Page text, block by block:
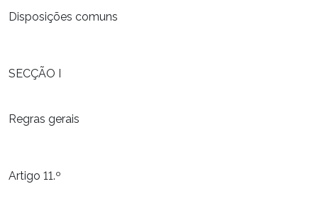
Disposições comuns
SECÇÃO I
Regras gerais
Artigo 11.º